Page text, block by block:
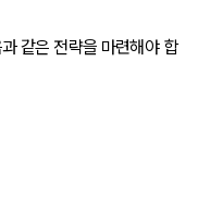
같은 전략을 마련해야 합